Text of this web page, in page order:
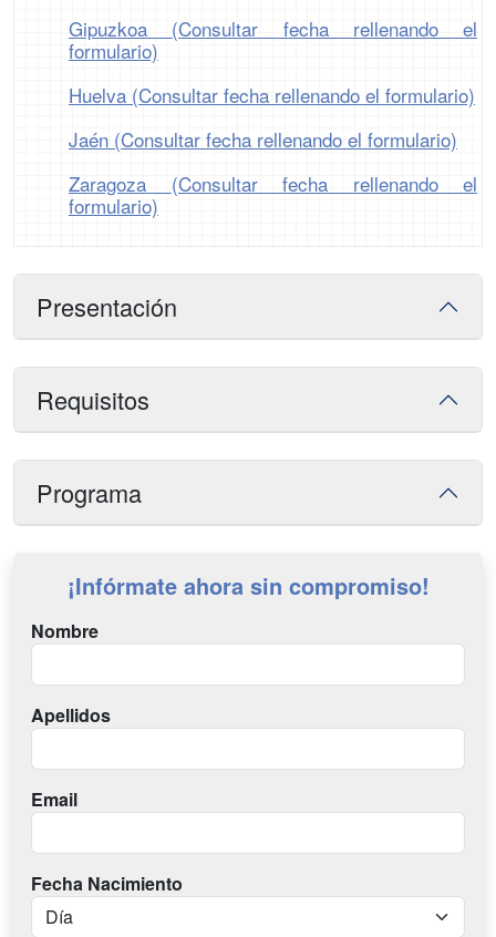
Gipuzkoa (Consultar fecha rellenando el
formulario)
Huelva (Consultar fecha rellenando el formulario)
Jaén (Consultar fecha rellenando el formulario)
Zaragoza (Consultar fecha rellenando el
formulario)
Presentación
Requisitos
Programa
¡Infórmate ahora sin compromiso!
Nombre
Apellidos
Email
Fecha Nacimiento